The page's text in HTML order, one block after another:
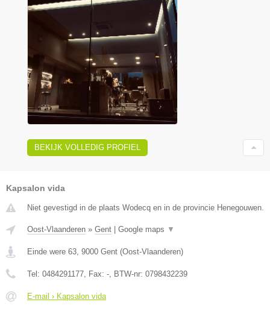
BEKIJK VOLLEDIG PROFIEL
Kapsalon vida
Niet gevestigd in de plaats Wodecq en in de provincie Henegouwen.
Oost-Vlaanderen » Gent | Google maps ▼
Einde were 63 9000 Gent (Oost-Vlaanderen)
Tel: 0484291177 , Fax: - , BTW-nr: 0798432239
E-mail › Kapsalon vida